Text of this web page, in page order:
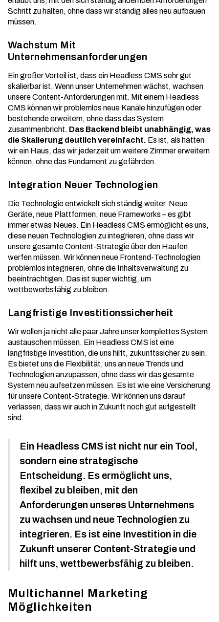
Schritt zu halten, ohne dass wir ständig alles neu aufbauen
müssen.
Wachstum Mit
Unternehmensanforderungen
Ein großer Vorteil ist, dass ein Headless CMS sehr gut
skalierbarist. Wenn unser Unternehmen wächst, wachsen
unsere Content-Anforderungen mit. Mit einem Headless
CMS können wir problemlos neue Kanäle hinzufügen oder
bestehende erweitern, ohne dass das System
zusammenbricht. Das Backend bleibt unabhängig, was
die Skalierung deutlich vereinfacht. Es ist, als hätten
wir ein Haus, das wir jederzeit um weitere Zimmer erweitern
können, ohne das Fundament zu gefährden.
Integration Neuer Technologien
Die Technologie entwickelt sich ständig weiter. Neue
Geräte, neue Plattformen, neue Frameworks – es gibt
immer etwas Neues. Ein Headless CMS ermöglicht es uns,
diese neuen Technologien zu integrieren, ohne dass wir
unsere gesamte Content-Strategie über den Haufen
werfen müssen. Wir können neue Frontend-Technologien
problemlos integrieren, ohne die Inhaltsverwaltung zu
beeinträchtigen. Das ist super wichtig, um
wettbewerbsfähig zu bleiben.
Langfristige Investitionssicherheit
Wir wollen ja nicht alle paar Jahre unser komplettes System
austauschen müssen. Ein Headless CMS ist eine
langfristige Investition, die uns hilft, zukunftssicher zu sein.
Es bietet uns die Flexibilität, uns an neue Trends und
Technologien anzupassen, ohne dass wir das gesamte
System neu aufsetzen müssen. Es ist wie eine Versicherung
für unsere Content-Strategie. Wir können uns darauf
verlassen, dass wir auch in Zukunft noch gut aufgestellt
sind.
Ein Headless CMS ist nicht nur ein Tool,
sondern eine strategische
Entscheidung. Es ermöglicht uns,
flexibel zu bleiben, mit den
Anforderungen unseres Unternehmens
zu wachsen und neue Technologien zu
integrieren. Es ist eine Investition in die
Zukunft unserer Content-Strategie und
hilft uns, wettbewerbsfähig zu bleiben.
Multichannel Marketing
Möglichkeiten